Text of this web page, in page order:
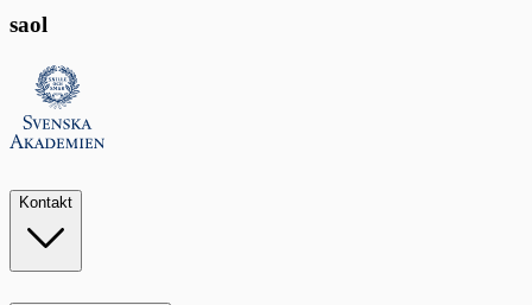
saol
Kontakt